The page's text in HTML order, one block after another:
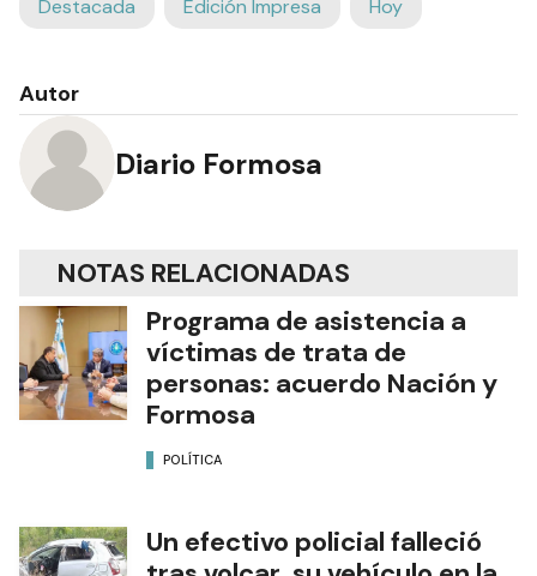
Destacada Edición Impresa Hoy
Autor
Diario Formosa
NOTAS RELACIONADAS
Programa de asistencia a
víctimas de trata de
personas: acuerdo Nación y
Formosa
POLÍTICA
Un efectivo policial falleció